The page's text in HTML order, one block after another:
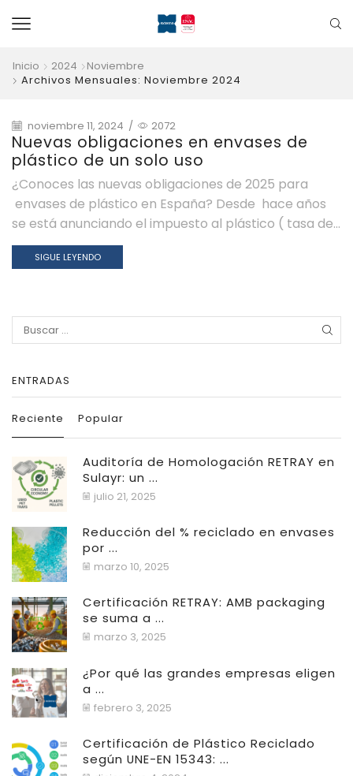
Inicio 2024
Noviembre
Archivos Mensuales: Noviembre 2024
noviembre 11, 2024 / 2072
Nuevas obligaciones en envases de
plástico de un solo uso
¿Conoces las nuevas obligaciones de 2025 para
envases de plástico en España? Desde hace años
se está anunciando el impuesto al plástico ( tasa de...
SIGUE LEYENDO
Search
ENTRADAS
Reciente Popular
Auditoría de Homologación RETRAY en
Sulayr: un ...
julio 21, 2025
Reducción del % reciclado en envases
por ...
marzo 10, 2025
Certificación RETRAY: AMB packaging
se suma a ...
marzo 3, 2025
¿Por qué las grandes empresas eligen
a ...
febrero 3, 2025
Certificación de Plástico Reciclado
según UNE-EN 15343: ...